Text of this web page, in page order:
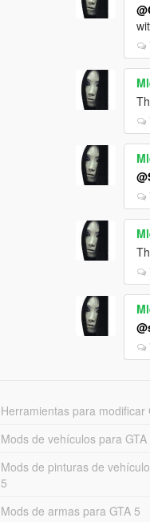
Herramientas para modificar
Mods de vehículos para GTA
Mods de pinturas de
5
Mods de armas para GTA 5